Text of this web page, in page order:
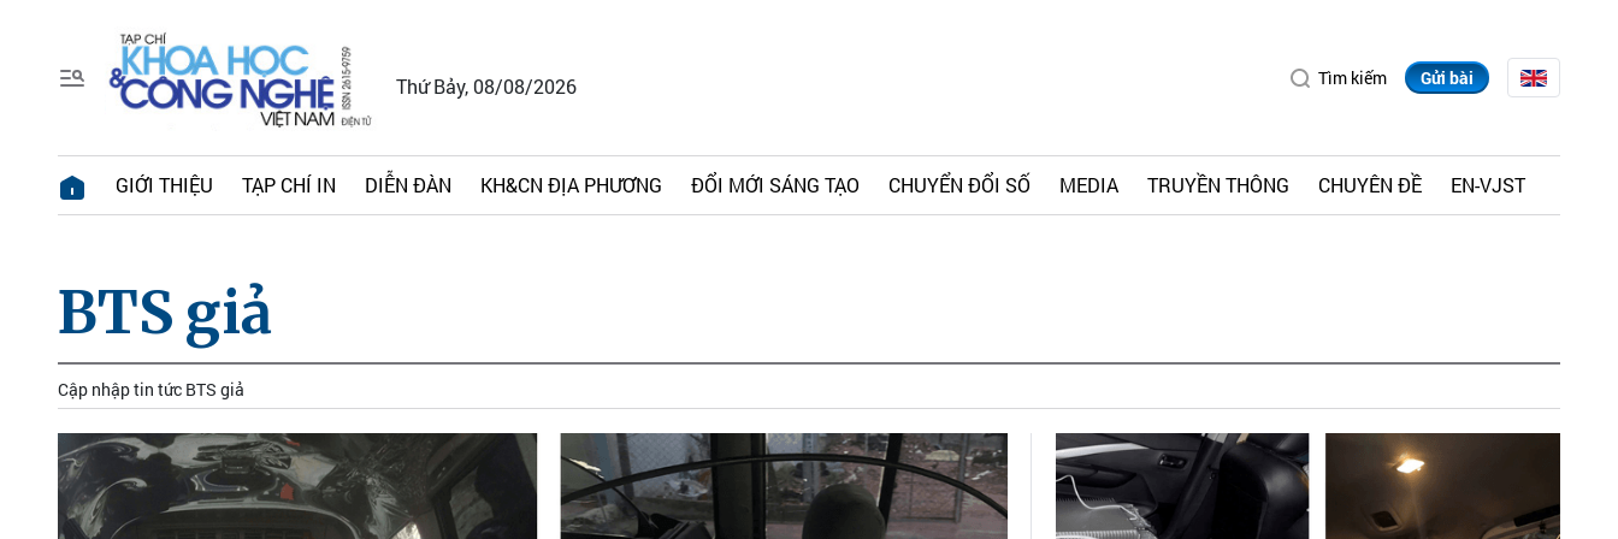
Thứ Bảy, 08/08/2026 Tìm kiếm Gửi bài
GIỚI THIỆU TẠP CHÍ IN DIỄN ĐÀN KH&CN ĐỊA PHƯƠNG ĐỔI MỚI SÁNG TẠO CHUYỂN ĐỔI SỐ MEDIA TRUYỀN THÔNG CHUYÊN ĐỀ EN-VJST
BTS giả
Cập nhập tin tức BTS giả